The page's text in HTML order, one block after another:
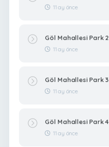
11 ay önce
Göl Mahallesi Park 2
11 ay önce
Göl Mahallesi Park 3
11 ay önce
Göl Mahallesi Park 4
11 ay önce